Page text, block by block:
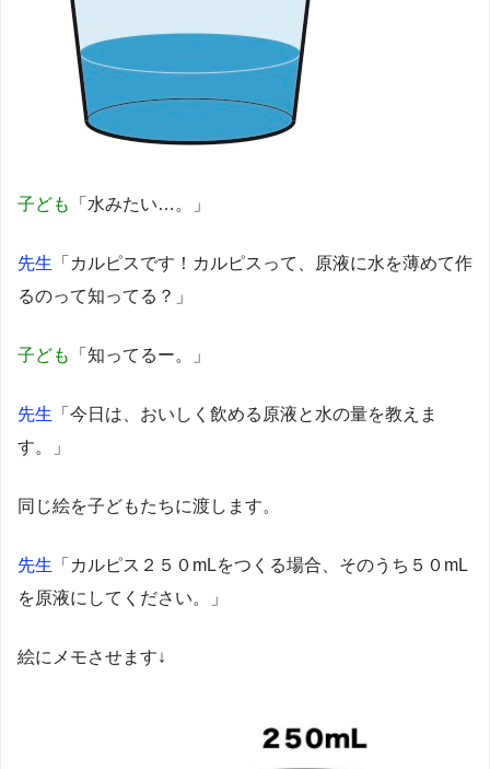
子ども 「水みたい…。」
先生 「カルピスです！カルピスって、原液に水を薄めて作
るのって知ってる？」
子ども 「知ってるー。」
先生 「今日は、おいしく飲める原液と水の量を教えま
す。」
同じ絵を子どもたちに渡します。
先生 「カルピス２５０mLをつくる場合、そのうち５０mL
を原液にしてください。」
絵にメモさせます↓